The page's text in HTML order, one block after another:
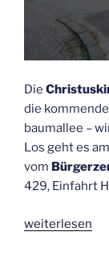
Die
die
baum­al­lee –
Los geht es
vom
429, Ein­fahrt
„Mi.,
wei­ter­le­sen